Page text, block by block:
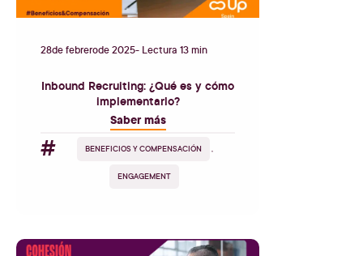
28defebrerode2025- Lectura 13 min
Inbound Recruiting: ¿Qué es y cómo
implementarlo?
Saber más
# BENEFICIOS Y COMPENSACIÓN ,
ENGAGEMENT